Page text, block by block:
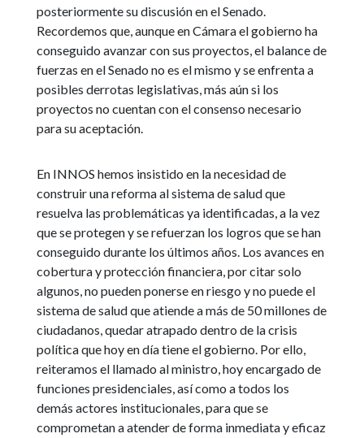
posteriormente su discusión en el Senado.
Recordemos que, aunque en Cámara el gobierno ha
conseguido avanzar con sus proyectos, el balance de
fuerzas en el Senado no es el mismo y se enfrenta a
posibles derrotas legislativas, más aún si los
proyectos no cuentan con el consenso necesario
para su aceptación.
En INNOS hemos insistido en la necesidad de
construir una reforma al sistema de salud que
resuelva las problemáticas ya identificadas, a la vez
que se protegen y se refuerzan los logros que se han
conseguido durante los últimos años. Los avances en
cobertura y protección financiera, por citar solo
algunos, no pueden ponerse en riesgo y no puede el
sistema de salud que atiende a más de 50 millones de
ciudadanos, quedar atrapado dentro de la crisis
política que hoy en día tiene el gobierno. Por ello,
reiteramos el llamado al ministro, hoy encargado de
funciones presidenciales, así como a todos los
demás actores institucionales, para que se
comprometan a atender de forma inmediata y eficaz